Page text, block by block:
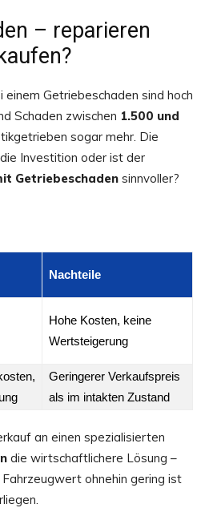
– reparieren
Getriebeschaden sind hoch
Schaden zwischen 1.500 und
sogar mehr. Die
Investition oder ist der
Getriebeschaden sinnvoller?
Nachteile
Hohe Kosten, keine
Wertsteigerung
Geringerer Verkaufspreis
als im intakten Zustand
an einen spezialisierten
die wirtschaftlichere Lösung –
ohnehin gering ist